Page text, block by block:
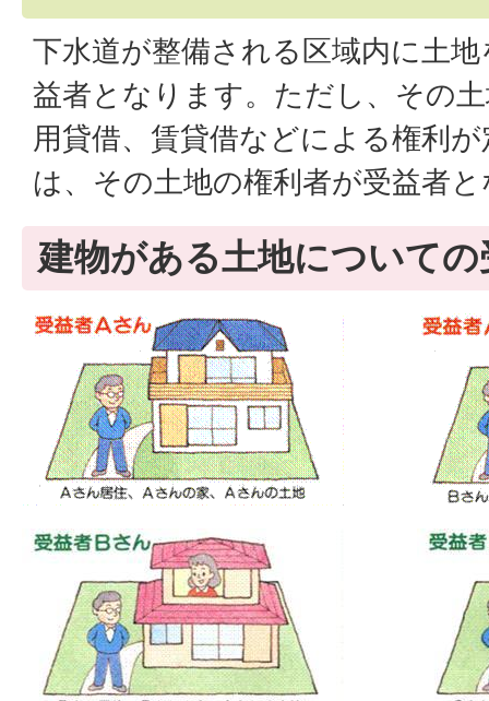
下水道が整備される区域内に土
益者となります。ただし、その
用貸借、賃貸借などによる権利
は、その土地の権利者が受益者
建物がある土地について